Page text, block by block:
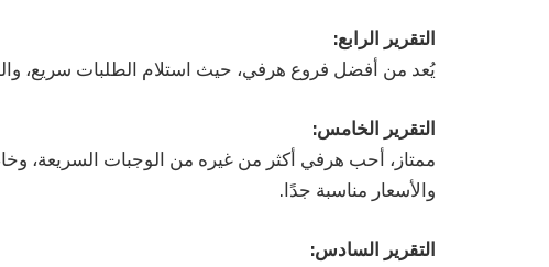
التقرير الرابع:
يُعد من أفضل فروع هرفي، حيث استلام الطلبات سريع،
التقرير الخامس:
ممتاز، أحب هرفي أكثر من غيره من الوجبات السريعة،
والأسعار مناسبة جدًا.
التقرير السادس: